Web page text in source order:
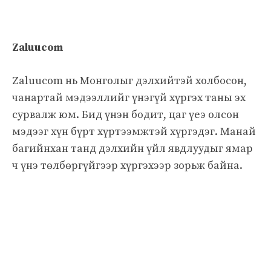
Zaluucom
Zaluucom нь Монголыг дэлхийтэй холбосон,
чанартай мэдээллийг үнэгүй хүргэх таны эх
сурвалж юм. Бид үнэн бодит, цаг үеэ олсон
мэдээг хүн бүрт хүртээмжтэй хүргэдэг. Манай
багийнхан танд дэлхийн үйл явдлуудыг ямар
ч үнэ төлбөргүйгээр хүргэхээр зорьж байна.